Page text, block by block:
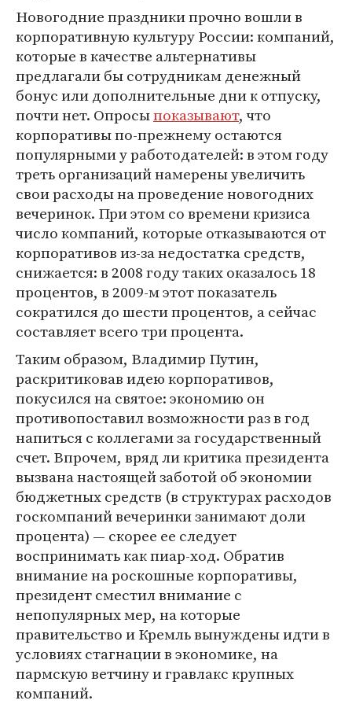
Новогодние праздники прочно вошли в
корпоративную культуру России: компаний,
которые в качестве альтернативы
предлагали бы сотрудникам денежный
бонус или дополнительные дни к отпуску,
почти нет. Опросыпоказывают, что
корпоративы по-прежнему остаются
популярными у работодателей: в этом году
треть организаций намерены увеличить
свои расходы на проведение новогодних
вечеринок. При этом со времени кризиса
число компаний, которые отказываются от
корпоративов из-за недостатка средств,
снижается: в 2008 году таких оказалось 18
процентов, в 2009-м этот показатель
сократился до шести процентов, а сейчас
составляет всего три процента.
Таким образом, Владимир Путин,
раскритиковав идею корпоративов,
покусился на святое: экономию он
противопоставил возможности раз в год
напиться с коллегами за государственный
счет. Впрочем, вряд ли критика президента
вызвана настоящей заботой об экономии
бюджетных средств (в структурах расходов
госкомпаний вечеринки занимают доли
процента) — скорее ее следует
воспринимать как пиар-ход. Обратив
внимание на роскошные корпоративы,
президент сместил внимание с
непопулярных мер, на которые
правительство и Кремль вынуждены идти в
условиях стагнации в экономике, на
пармскую ветчину и гравлакс крупных
компаний.